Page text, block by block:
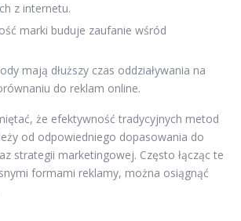
z internetu.
marki buduje zaufanie wśród
mają dłuższy czas oddziaływania na
do reklam online.
że efektywność tradycyjnych metod
od odpowiedniego dopasowania do
strategii marketingowej. Często łącząc te
formami reklamy, można osiągnąć